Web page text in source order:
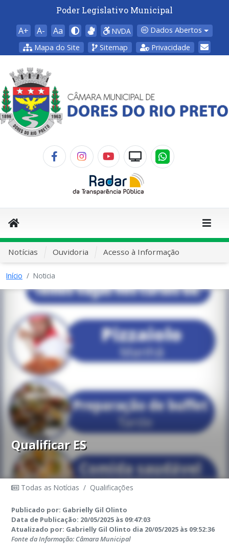
Poder Legislativo Municipal
A+ A- Aa NVDA
Dados Abertos
Mapa do Site
Sitemap Privacidade
Notícias Ouvidoria Acesso à Informação
Início Noticia
Qualificar ES
Todas as Notícias / Qualificações
Publicado por: Gabrielly Gil Olinto
Data de Publicação: 20/05/2025 às 09:47:03
Atualizado por: Gabrielly Gil Olinto dia 20/05/2025 às 09:52:36
Fonte da Informação: Câmara Municipal